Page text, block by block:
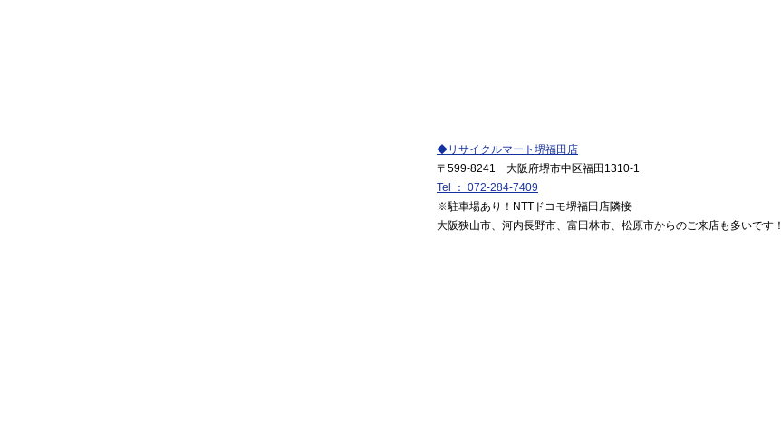
◆リサイクルマート堺福田店
〒599-8241 大阪府堺市中区福田1310-1
Tel ： 072-284-7409
※駐車場あり！NTTドコモ堺福田店隣接
大阪狭山市、河内長野市、富田林市、松原市からのご来店も多いです！